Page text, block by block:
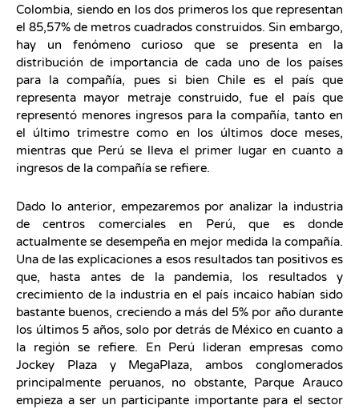
Colombia, siendo en los dos primeros los que representan
el 85,57% de metros cuadrados construidos. Sin embargo,
hay un fenómeno curioso que se presenta en la
distribución de importancia de cada uno de los países
para la compañía, pues si bien Chile es el país que
representa mayor metraje construido, fue el país que
representó menores ingresos para la compañía, tanto en
el último trimestre como en los últimos doce meses,
mientras que Perú se lleva el primer lugar en cuanto a
ingresos de la compañía se refiere.
Dado lo anterior, empezaremos por analizar la industria
de centros comerciales en Perú, que es donde
actualmente se desempeña en mejor medida la compañía.
Una de las explicaciones a esos resultados tan positivos es
que, hasta antes de la pandemia, los resultados y
crecimiento de la industria en el país incaico habían sido
bastante buenos, creciendo a más del 5% por año durante
los últimos 5 años, solo por detrás de México en cuanto a
la región se refiere. En Perú lideran empresas como
Jockey Plaza y MegaPlaza, ambos conglomerados
principalmente peruanos, no obstante, Parque Arauco
empieza a ser un participante importante para el sector